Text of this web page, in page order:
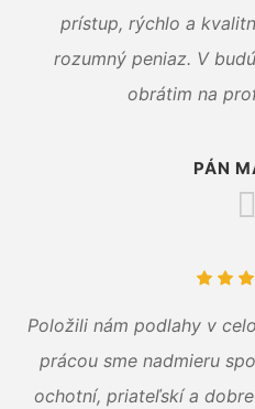
prístup, rýchlo a
rozumný peniaz. V
obrátim na
PÁN
Položili nám podlahy v
prácou sme nadmieru
ochotní, priateľskí a